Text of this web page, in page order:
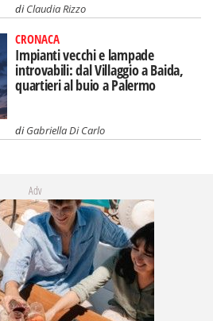
diClaudia Rizzo
CRONACA
Impianti vecchi e lampade
introvabili: dal Villaggio a Baida,
quartieri al buio a Palermo
diGabriella Di Carlo
Adv